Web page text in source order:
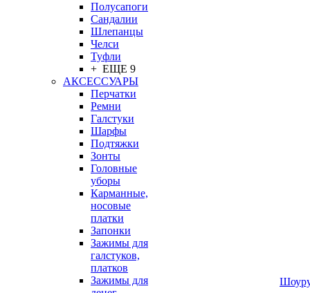
Полусапоги
Сандалии
Шлепанцы
Челси
Туфли
+ ЕЩЕ 9
АКСЕССУАРЫ
Перчатки
Ремни
Галстуки
Шарфы
Подтяжки
Зонты
Головные
уборы
Карманные,
носовые
платки
Запонки
Зажимы для
галстуков,
платков
Зажимы для